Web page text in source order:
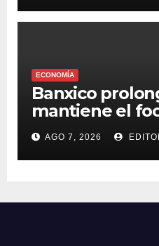
ECONOMÍA
Banxico
mantiene el
inflación
AGO 7, 2026